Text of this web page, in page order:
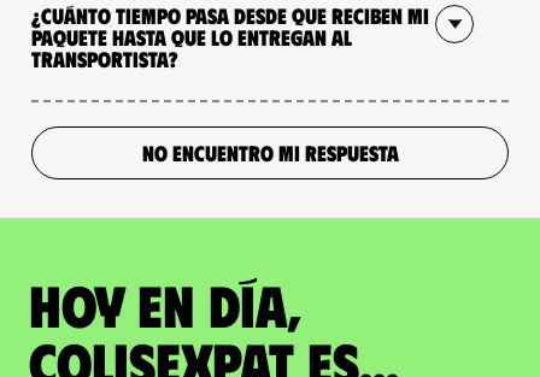
¿Cuánto tiempo pasa desde que reciben mi
paquete hasta que lo entregan al
transportista?
NO ENCUENTRO MI RESPUESTA
Hoy en día,
ColisExpat es...